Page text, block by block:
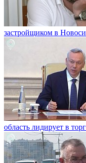
застройщиком в
область лидирует в